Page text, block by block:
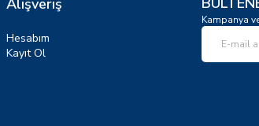
Hesabım
Kayıt Ol
Kampanya